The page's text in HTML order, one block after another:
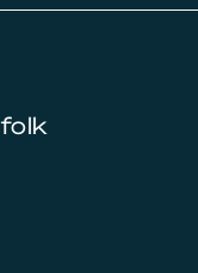
folk